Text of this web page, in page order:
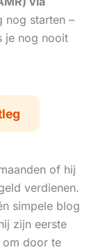
nog starten –
je nog nooit
of hij
verdienen.
simpele blog
zijn eerste
om door te